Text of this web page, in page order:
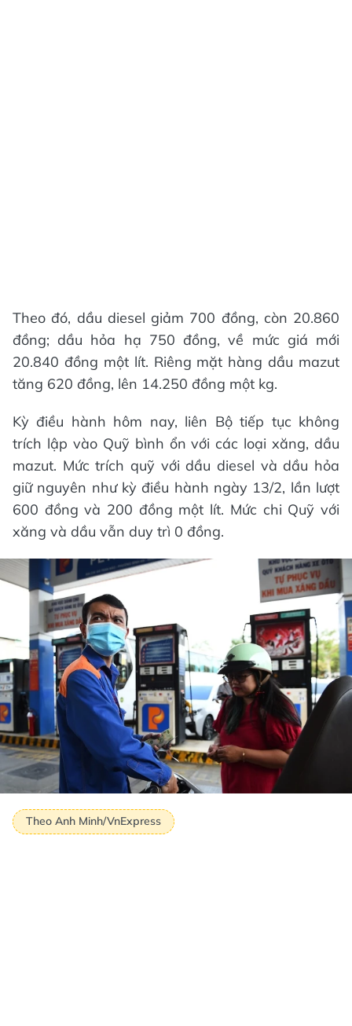
Theo đó, dầu diesel giảm 700 đồng, còn 20.860
đồng; dầu hỏa hạ 750 đồng, về mức giá mới
20.840 đồng một lít. Riêng mặt hàng dầu mazut
tăng 620 đồng, lên 14.250 đồng một kg.
Kỳ điều hành hôm nay, liên Bộ tiếp tục không
trích lập vào Quỹ bình ổn với các loại xăng, dầu
mazut. Mức trích quỹ với dầu diesel và dầu hỏa
giữ nguyên như kỳ điều hành ngày 13/2, lần lượt
600 đồng và 200 đồng một lít. Mức chi Quỹ với
xăng và dầu vẫn duy trì 0 đồng.
Theo Anh Minh/VnExpress